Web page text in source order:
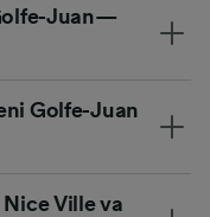
Juan—
Golfe-Juan
Ville va